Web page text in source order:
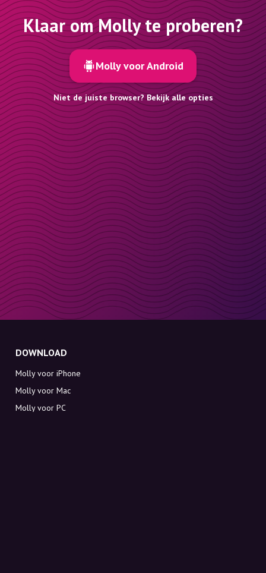
Klaar om Molly te proberen?
Molly voor Android
Niet de juiste browser? Bekijk alle opties
DOWNLOAD
Molly voor iPhone
Molly voor Mac
Molly voor PC